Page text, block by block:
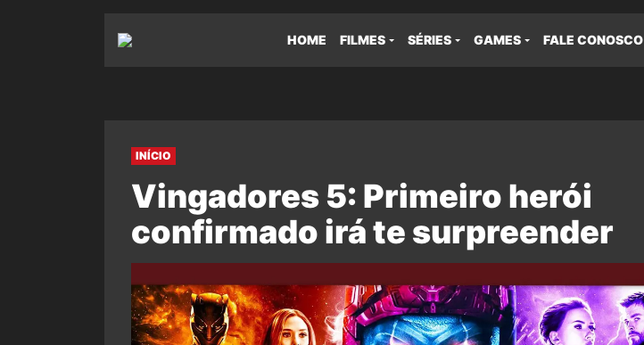
HOME FILMES SÉRIES GAMES FALE CONOSCO
INÍCIO
Vingadores 5: Primeiro herói
confirmado irá te surpreender